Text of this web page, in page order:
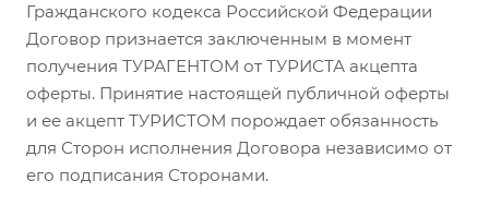
Гражданского кодекса Российской Федерации
Договор признается заключенным в момент
получения ТУРАГЕНТОМ от ТУРИСТА акцепта
оферты. Принятие настоящей публичной оферты
и ее акцепт ТУРИСТОМ порождает обязанность
для Сторон исполнения Договора независимо от
его подписания Сторонами.